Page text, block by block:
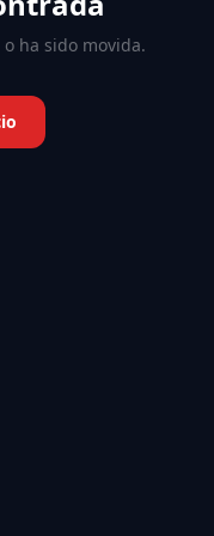
ha sido movida.